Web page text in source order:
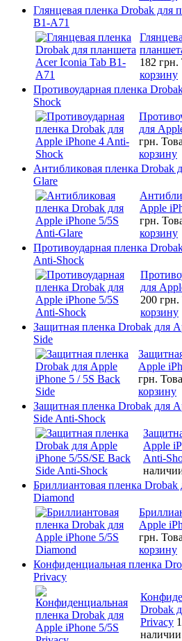
Глянцевая пленка Drobak для
B1-A71
182 грн.
корзину
Противоударная пленка
Shock
для
грн.
корзину
Антибликовая пленка Drobak
Glare
Apple
грн.
корзину
Противоударная пленка
Anti-Shock
для
200 грн.
корзину
Защитная пленка Drobak для
Side
Apple
грн.
корзину
Защитная пленка Drobak для
Side Anti-Shock
Apple
Anti-
Бриллиантовая пленка Drobak
Diamond
Apple
грн.
корзину
Конфиденциальная пленка
Privacy
Drobak
Privacy
наличии